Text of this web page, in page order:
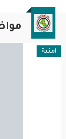
امنية